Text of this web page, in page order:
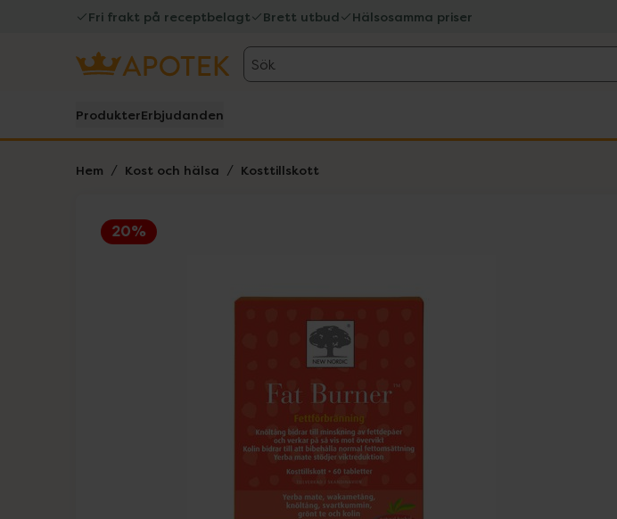
Fri frakt på receptbelagt Brett utbud Hälsosamma priser
Sök
ProdukterErbjudanden
Hem Kost och hälsa Kosttillskott
20%